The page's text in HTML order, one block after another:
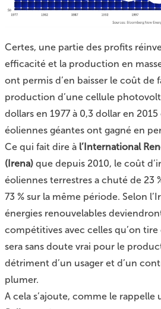
Certes, une partie des profits
efficacité et la production en
ont permis d’en baisser le coût de
production d’une cellule
dollars en 1977 à 0,3 dollar en
éoliennes géantes ont gagné en
Ce qui fait dire à l’International
(Irena) que depuis 2010, le coût
éoliennes terrestres a chuté de 23
73 % sur la même période. Selon
énergies renouvelables
compétitives avec celles qu’on
sera sans doute vrai pour le
détriment d’un usager et d’un
plumer.
A cela s’ajoute, comme le rappelle